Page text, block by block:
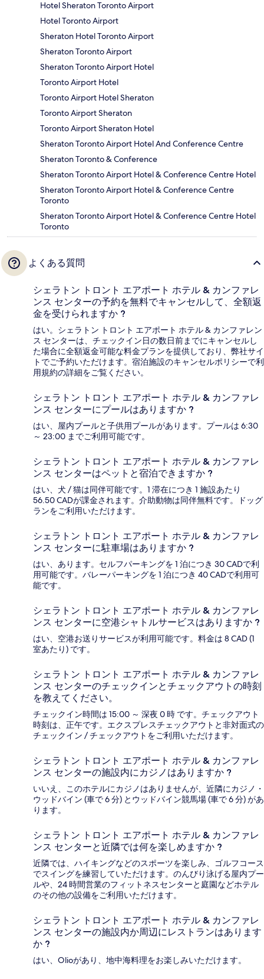
Hotel Sheraton Toronto Airport
Hotel Toronto Airport
Sheraton Hotel Toronto Airport
Sheraton Toronto Airport
Sheraton Toronto Airport Hotel
Toronto Airport Hotel
Toronto Airport Hotel Sheraton
Toronto Airport Sheraton
Toronto Airport Sheraton Hotel
Sheraton Toronto Airport Hotel And Conference Centre
Sheraton Toronto & Conference
Sheraton Toronto Airport Hotel & Conference Centre Hotel
Sheraton Toronto Airport Hotel & Conference Centre
Toronto
Sheraton Toronto Airport Hotel & Conference Centre Hotel
Toronto
よくある質問
シェラトン トロント エアポート ホテル & カンファレ
ンス センターの予約を無料でキャンセルして、全額返
金を受けられますか ?
はい。シェラトン トロント エアポート ホテル & カンファレン
ス センターは、チェックイン日の数日前までにキャンセルし
た場合に全額返金可能な料金プランを提供しており、弊社サイ
トでご予約いただけます。宿泊施設のキャンセルポリシーで利
用規約の詳細をご覧ください。
シェラトン トロント エアポート ホテル & カンファレ
ンス センターにプールはありますか ?
はい、屋内プールと子供用プールがあります。プールは 6:30
～ 23:00 までご利用可能です。
シェラトン トロント エアポート ホテル & カンファレ
ンス センターはペットと宿泊できますか ?
はい、犬 / 猫は同伴可能です。1 滞在につき 1 施設あたり
56.50 CADが課金されます。介助動物は同伴無料です。ドッグ
ランをご利用いただけます。
シェラトン トロント エアポート ホテル & カンファレ
ンス センターに駐車場はありますか ?
はい、あります。セルフパーキングを 1 泊につき 30 CADで利
用可能です。バレーパーキングを 1 泊につき 40 CADで利用可
能です。
シェラトン トロント エアポート ホテル & カンファレ
ンス センターに空港シャトルサービスはありますか ?
はい、空港お送りサービスが利用可能です。料金は 8 CAD (1
室あたり) です。
シェラトン トロント エアポート ホテル & カンファレ
ンス センターのチェックインとチェックアウトの時刻
を教えてください。
チェックイン時間は 15:00 ～ 深夜 0 時 です。チェックアウト
時刻は、正午です。エクスプレスチェックアウトと非対面式の
チェックイン / チェックアウトをご利用いただけます。
シェラトン トロント エアポート ホテル & カンファレ
ンス センターの施設内にカジノはありますか ?
いいえ、このホテルにカジノはありませんが、近隣にカジノ・
ウッドバイン (車で 6 分) とウッドバイン競馬場 (車で 6 分) があ
ります。
シェラトン トロント エアポート ホテル & カンファレ
ンス センターと近隣では何を楽しめますか ?
近隣では、ハイキングなどのスポーツを楽しみ、ゴルフコース
でスイングを練習していただけます。のんびり泳げる屋内プー
ルや、24 時間営業のフィットネスセンターと庭園などホテル
のその他の設備をご利用いただけます。
シェラトン トロント エアポート ホテル & カンファレ
ンス センターの施設内か周辺にレストランはあります
か ?
はい、Olioがあり、地中海料理をお楽しみいただけます。